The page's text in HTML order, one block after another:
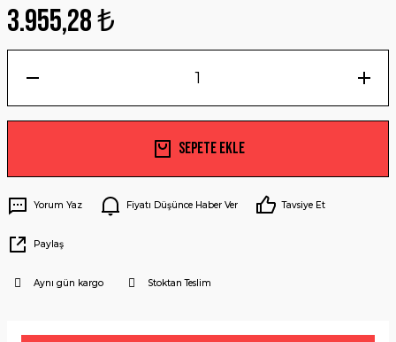
3.955,28 ₺
Sepete Ekle
Yorum Yaz Fiyatı Düşünce Haber Ver Tavsiye Et
Paylaş
Aynı gün kargo Stoktan Teslim